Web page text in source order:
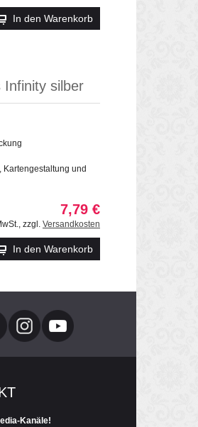
In den Warenkorb
Infinity silber
und
7,79 €
, zzgl. Versandkosten
In den Warenkorb
Kanäle!